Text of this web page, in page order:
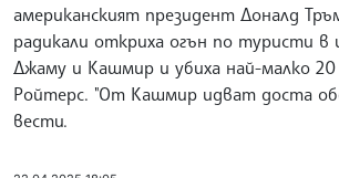
американският президент Доналд
радикали откриха огън по туристи в
Джаму и Кашмир и убиха най-малко
Ройтерс. "От Кашмир идват доста
вести.